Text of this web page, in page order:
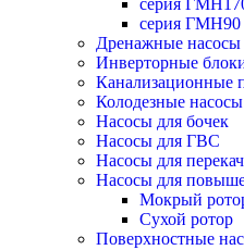
серия
серия ГМН90
Дренажные насосы
Инверторные
Канализационные
Колодезные
Насосы для бочек
Насосы для ГВС
Насосы для
Насосы для
Мокрый
Сухой ротор
Поверхностные